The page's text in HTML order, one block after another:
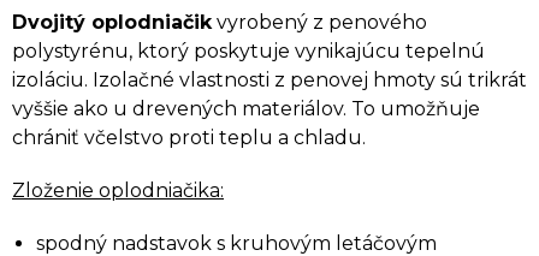
Dvojitý oplodniačik vyrobený z penového
polystyrénu, ktorý poskytuje vynikajúcu tepelnú
izoláciu. Izolačné vlastnosti z penovej hmoty sú trikrát
vyššie ako u drevených materiálov. To umožňuje
chrániť včelstvo proti teplu a chladu.
Zloženie oplodniačika:
spodný nadstavok s kruhovým letáčovým